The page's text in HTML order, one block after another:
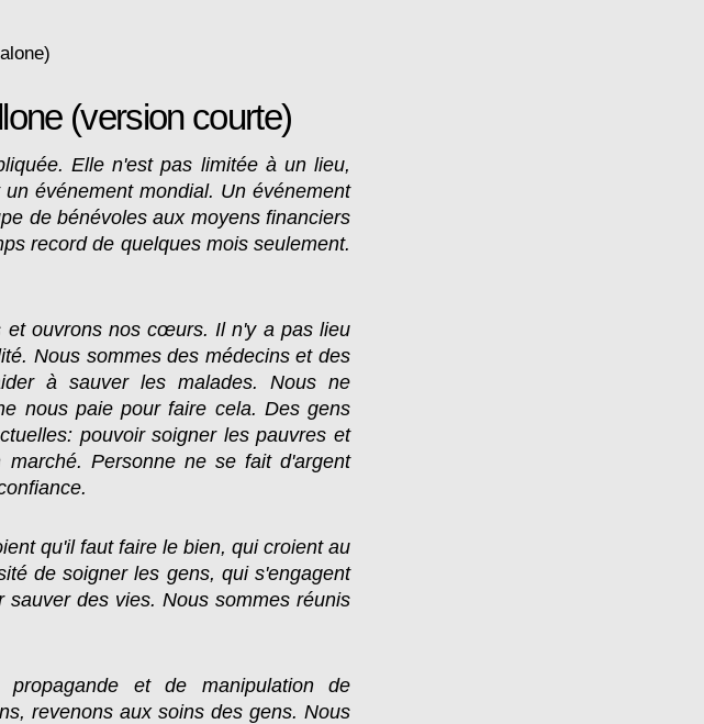
(version courte)
Elle n'est pas limitée à un lieu,
événement mondial. Un événement
de bénévoles aux moyens financiers
record de quelques mois seulement.
et ouvrons nos cœurs. Il n'y a pas lieu
Nous sommes des médecins et des
à sauver les malades. Nous ne
nous paie pour faire cela. Des gens
pouvoir soigner les pauvres et
Personne ne se fait d'argent
qu'il faut faire le bien, qui croient au
de soigner les gens, qui s'engagent
des vies. Nous sommes réunis
et de manipulation de
revenons aux soins des gens. Nous